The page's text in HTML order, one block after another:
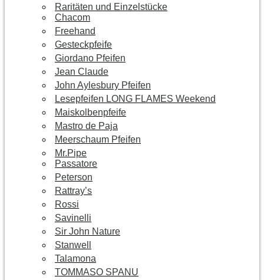
Raritäten und Einzelstücke
Chacom
Freehand
Gesteckpfeife
Giordano Pfeifen
Jean Claude
John Aylesbury Pfeifen
Lesepfeifen LONG FLAMES Weekend
Maiskolbenpfeife
Mastro de Paja
Meerschaum Pfeifen
Mr.Pipe
Passatore
Peterson
Rattray’s
Rossi
Savinelli
Sir John Nature
Stanwell
Talamona
TOMMASO SPANU